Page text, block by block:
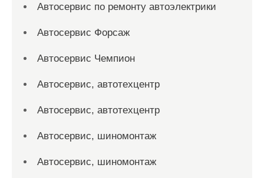
Автосервис по ремонту автоэлектрики
Автосервис Форсаж
Автосервис Чемпион
Автосервис, автотехцентр
Автосервис, автотехцентр
Автосервис, шиномонтаж
Автосервис, шиномонтаж